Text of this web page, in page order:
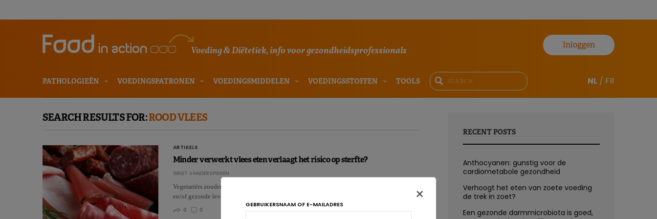
Voeding & Diëtetiek, info voor gezondheidsprofessionals
Inloggen
PATHOLOGIEËN VOEDINGSPATRONEN VOEDINGSMIDDELEN VOEDINGSSTOFFEN TOOLS NL / FR
SEARCH RESULTS FOR:ROOD VLEES
ARTIKELS
Minder verwerkt vlees eten verlaagt het risico op sterfte?
GRIET VANDERSPIKKEN
Vegetariërs zouden een lager risico hebben op mortaliteit, hoewel de exacte rol van vlees
en/of gezonde levensstijl hierin nog onduidelijk is…
0
0
RECENT POSTS
Anthocyanen: gunstig voor de
cardiometabole gezondheid
Verhoogt het eten van zoete voeding
de trek in zoet?
Een gezonde darmmicrobiota is goed,
×
GEBRUIKERSNAAM OF E-MAILADRES